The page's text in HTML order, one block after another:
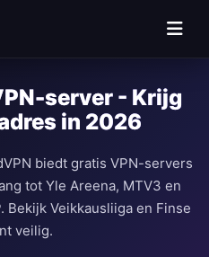
server - Krijg
in 2026
biedt gratis VPN-servers
tot Yle Areena, MTV3 en
Bekijk Veikkausliiga en Finse
veilig.